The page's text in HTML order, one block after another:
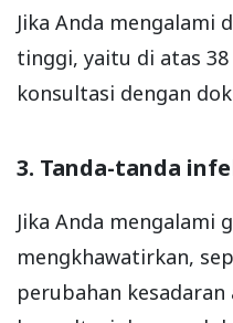
Jika Anda mengalami
tinggi, yaitu di atas
konsultasi dengan
3. Tanda-tanda
Jika Anda mengalami
mengkhawatirkan,
perubahan kesadaran